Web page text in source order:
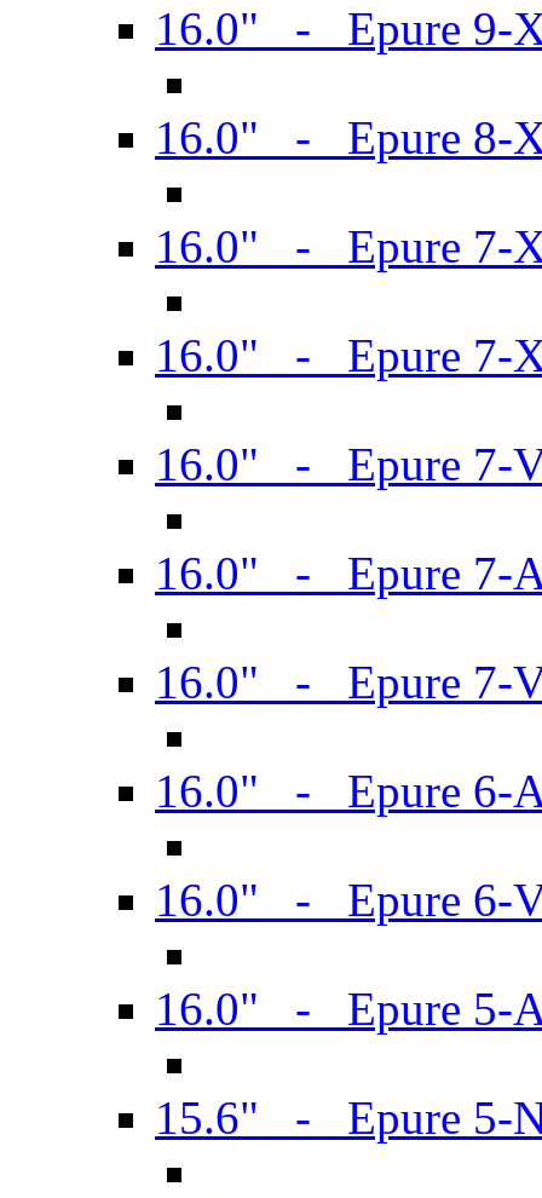
16.0" - Epure 9-
16.0" - Epure 8-
16.0" - Epure 7-
16.0" - Epure 7-
16.0" - Epure 7-
16.0" - Epure 7-
16.0" - Epure 7-
16.0" - Epure 6-
16.0" - Epure 6-
16.0" - Epure 5-
15.6" - Epure 5-